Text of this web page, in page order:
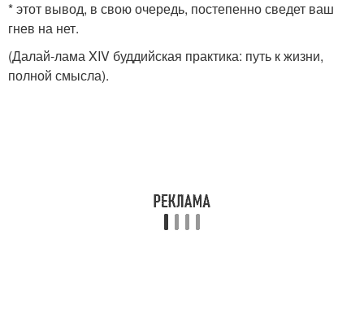
* этот вывод, в свою очередь, постепенно сведет ваш
гнев на нет.
(Далай-лама XIV буддийская практика: путь к жизни,
полной смысла).